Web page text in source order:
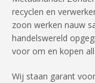
recyclen en
zoon werken nauw
handelswereld
voor om en kopen
Wij staan garant